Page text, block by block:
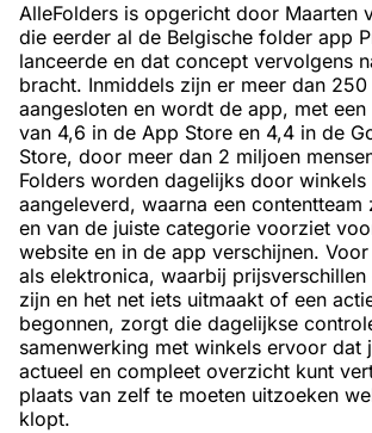
AlleFolders is opgericht door Maarten
die eerder al de Belgische folder app
lanceerde en dat concept vervolgens
bracht. Inmiddels zijn er meer dan
aangesloten en wordt de app, met
van 4,6 in de App Store en 4,4 in de
Store, door meer dan 2 miljoen
Folders worden dagelijks door
aangeleverd, waarna een contentteam
en van de juiste categorie voorziet
website en in de app verschijnen.
als elektronica, waarbij
zijn en het net iets uitmaakt of een
begonnen, zorgt die dagelijkse
samenwerking met winkels ervoor dat
actueel en compleet overzicht kunt
plaats van zelf te moeten uitzoeken
klopt.